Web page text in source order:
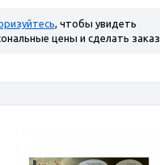
, чтобы увидеть
цены и сделать заказ